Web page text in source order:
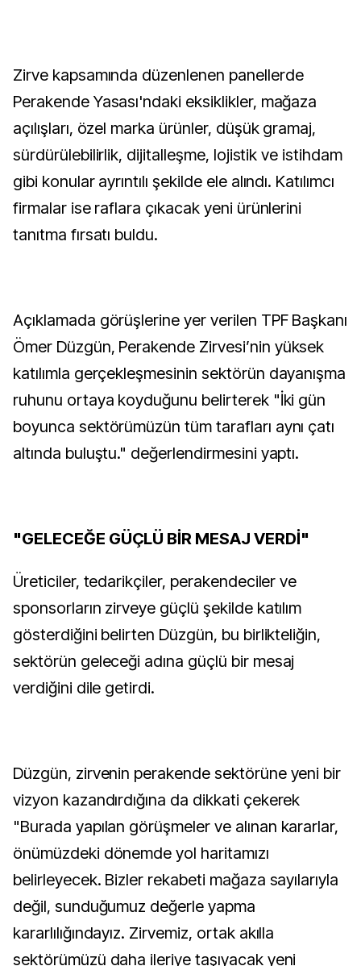
Zirve kapsamında düzenlenen panellerde
Perakende Yasası'ndaki eksiklikler, mağaza
açılışları, özel marka ürünler, düşük gramaj,
sürdürülebilirlik, dijitalleşme, lojistik ve istihdam
gibi konular ayrıntılı şekilde ele alındı. Katılımcı
firmalar ise raflara çıkacak yeni ürünlerini
tanıtma fırsatı buldu.
Açıklamada görüşlerine yer verilen TPF Başkanı
Ömer Düzgün, Perakende Zirvesi’nin yüksek
katılımla gerçekleşmesinin sektörün dayanışma
ruhunu ortaya koyduğunu belirterek "İki gün
boyunca sektörümüzün tüm tarafları aynı çatı
altında buluştu." değerlendirmesini yaptı.
"GELECEĞE GÜÇLÜ BİR MESAJ VERDİ"
Üreticiler, tedarikçiler, perakendeciler ve
sponsorların zirveye güçlü şekilde katılım
gösterdiğini belirten Düzgün, bu birlikteliğin,
sektörün geleceği adına güçlü bir mesaj
verdiğini dile getirdi.
Düzgün, zirvenin perakende sektörüne yeni bir
vizyon kazandırdığına da dikkati çekerek
"Burada yapılan görüşmeler ve alınan kararlar,
önümüzdeki dönemde yol haritamızı
belirleyecek. Bizler rekabeti mağaza sayılarıyla
değil, sunduğumuz değerle yapma
kararlılığındayız. Zirvemiz, ortak akılla
sektörümüzü daha ileriye taşıyacak yeni